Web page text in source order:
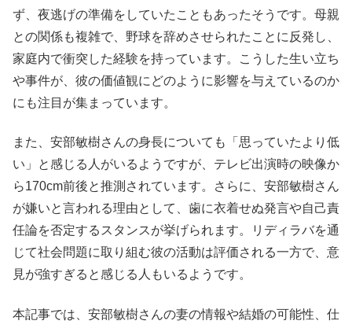
ず、夜逃げの準備をしていたこともあったそうです。母親
との関係も複雑で、野球を辞めさせられたことに反発し、
家庭内で衝突した経験を持っています。こうした生い立ち
や事件が、彼の価値観にどのように影響を与えているのか
にも注目が集まっています。
また、安部敏樹さんの身長についても「思っていたより低
い」と感じる人がいるようですが、テレビ出演時の映像か
ら170cm前後と推測されています。さらに、安部敏樹さん
が嫌いと言われる理由として、歯に衣着せぬ発言や自己責
任論を否定するスタンスが挙げられます。リディラバを通
じて社会問題に取り組む彼の活動は評価される一方で、意
見が強すぎると感じる人もいるようです。
本記事では、安部敏樹さんの妻の情報や結婚の可能性、仕